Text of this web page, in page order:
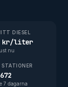
DIESEL
kr/liter
nu
672
7 dagarna